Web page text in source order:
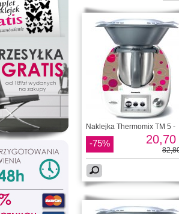
Naklejka Thermomix TM 5 -
-75% 20,70